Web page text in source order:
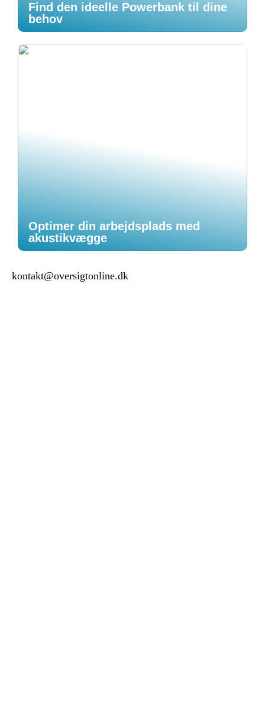
Find den ideelle Powerbank til dine
behov
Optimer din arbejdsplads med
akustikvægge
kontakt@oversigtonline.dk